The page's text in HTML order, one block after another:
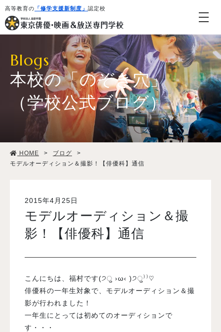
高等教育の 「修学支援新制度」 認定校
学校紹介・教育システム
専攻・コース紹介
就職・デビュー
学校情報
Blogs
本校の「のぞき穴」
（学校公式ブログ）
HOME > ブログ
>
モデルオーディション＆撮影！【俳優科】通信
2015年4月25日
モデルオーディション＆撮
影！【俳優科】通信
こんにちは、福村です(੭ु ›ω‹ )੭ु⁾⁾♡
俳優科の一年生対象で、モデルオーディション＆撮
影が行われました！
一年生にとっては初めてのオーディションで
す・・・